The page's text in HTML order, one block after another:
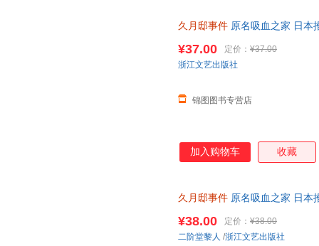
久月邸事件 原名吸血之家 日本
¥37.00 定价： ¥37.00
锦图图书专营店
浙江文艺出版社
加入购物车 收藏
久月邸事件 原名吸血之家 日本
¥38.00 定价： ¥38.00
二阶堂黎人 /浙江文艺出版社